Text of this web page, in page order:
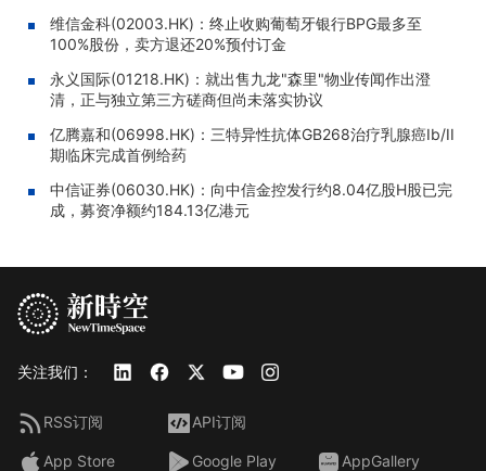
维信金科(02003.HK)：终止收购葡萄牙银行BPG最多至
100%股份，卖方退还20%预付订金
永义国际(01218.HK)：就出售九龙"森里"物业传闻作出澄
清，正与独立第三方磋商但尚未落实协议
亿腾嘉和(06998.HK)：三特异性抗体GB268治疗乳腺癌Ib/II
期临床完成首例给药
中信证券(06030.HK)：向中信金控发行约8.04亿股H股已完
成，募资净额约184.13亿港元
关注我们：
RSS订阅 API订阅
App Store Google Play AppGallery